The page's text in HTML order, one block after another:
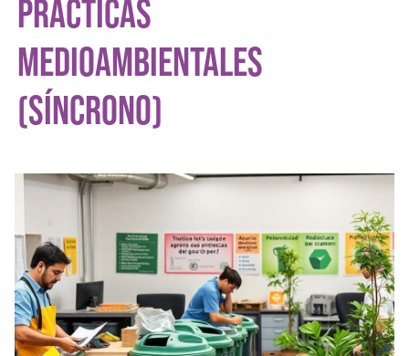
PRÁCTICAS
MEDIOAMBIENTALES
(SÍNCRONO)
Imagen del curso